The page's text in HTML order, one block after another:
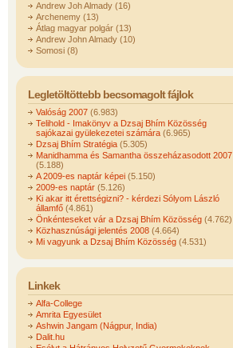
Andrew Joh Almady (16)
Archenemy (13)
Átlag magyar polgár (13)
Andrew John Almady (10)
Somosi (8)
Legletöltöttebb becsomagolt fájlok
Valóság 2007 (6.983)
Telihold - Imakönyv a Dzsaj Bhím Közösség
sajókazai gyülekezetei számára (6.965)
Dzsaj Bhím Stratégia (5.305)
Manidhamma és Samantha összeházasodott 2007
(5.188)
A 2009-es naptár képei (5.150)
2009-es naptár (5.126)
Ki akar itt érettségizni? - kérdezi Sólyom László
államfő (4.861)
Önkénteseket vár a Dzsaj Bhím Közösség (4.762)
Közhasznúsági jelentés 2008 (4.664)
Mi vagyunk a Dzsaj Bhím Közösség (4.531)
Linkek
Alfa-College
Amrita Egyesület
Ashwin Jangam (Nágpur, India)
Dalit.hu